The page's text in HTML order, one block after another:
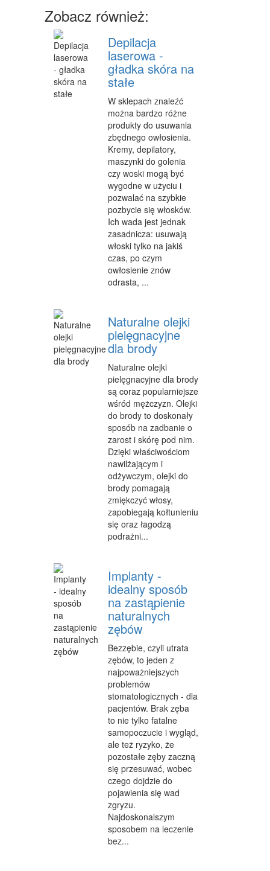
MATERIAŁY REKLAMOWE
INNE AGENCJE
WIGOR
IMPREZY INTEGRACYJNE
HOBBY
ZAJĘCIA SPORTOWE I REKREACYJNE
PRODUKCJA
INFORMATYCZNE
RESTAURACJE, CATERING
FOTOGRAFIA
ADWOKACI, PORADY PRAWNE
SPRZĄTANIE, PORZĄDKOWANIE
OPIEKA
INNE USŁUGI
KURIER, PRZESYŁKI
WYCIECZKI
HOTELE I NOCLEGI
PODRÓŻE
ZDROWIE
DIETETYKA, ODCHUDZANIE
KOSMETYKI
LECZENIE
SPRZĘT MEDYCZNY
WEB
OPROGRAMOWANIE
KONTAKT
Zobacz również:
Depilacja
laserowa -
gładka skóra na
stałe
W sklepach znaleźć
można bardzo różne
produkty do usuwania
zbędnego owłosienia.
Kremy, depilatory,
maszynki do golenia
czy woski mogą być
wygodne w użyciu i
pozwalać na szybkie
pozbycie się włosków.
Ich wada jest jednak
zasadnicza: usuwają
włoski tylko na jakiś
czas, po czym
owłosienie znów
odrasta, ...
Naturalne olejki
pielęgnacyjne
dla brody
Naturalne olejki
pielęgnacyjne dla brody
są coraz popularniejsze
wśród mężczyzn. Olejki
do brody to doskonały
sposób na zadbanie o
zarost i skórę pod nim.
Dzięki właściwościom
nawilżającym i
odżywczym, olejki do
brody pomagają
zmiękczyć włosy,
zapobiegają kołtunieniu
się oraz łagodzą
podrażni...
Implanty -
idealny sposób
na zastąpienie
naturalnych
zębów
Bezzębie, czyli utrata
zębów, to jeden z
najpoważniejszych
problemów
stomatologicznych - dla
pacjentów. Brak zęba
to nie tylko fatalne
samopoczucie i wygląd,
ale też ryzyko, że
pozostałe zęby zaczną
się przesuwać, wobec
czego dojdzie do
pojawienia się wad
zgryzu.
Najdoskonalszym
sposobem na leczenie
bez...